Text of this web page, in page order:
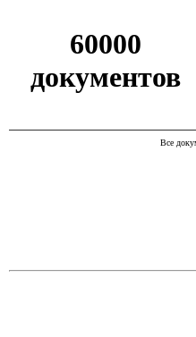
60000
документов
Все